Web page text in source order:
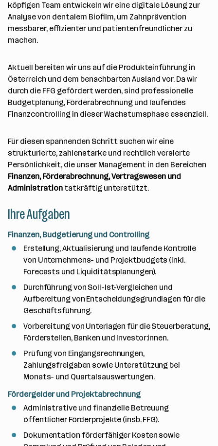
e
n
e
b
e
r
e
i
t
e
*
i
n
n
e
a
n
z
a
h
o
r
t
köpfigen Team entwickeln wir eine digitale Lösung zur
Analyse von dentalem Biofilm, um Zahnprävention
messbarer, effizienter und patientenfreundlicher zu
machen.
Aktuell bereiten wir uns auf die Produkteinführung in
Österreich und dem benachbarten Ausland vor. Da wir
durch die FFG gefördert werden, sind professionelle
Budgetplanung, Förderabrechnung und laufendes
Finanzcontrolling in dieser Wachstumsphase essenziell.
Für diesen spannenden Schritt suchen wir eine
strukturierte, zahlenstarke und rechtlich versierte
Persönlichkeit, die unser Management in den Bereichen
Finanzen, Förderabrechnung, Vertragswesen und
Administration tatkräftig unterstützt.
Ihre Aufgaben
Finanzen, Budgetierung und Controlling
Erstellung, Aktualisierung und laufende Kontrolle
von Unternehmens- und Projektbudgets (inkl.
Forecasts und Liquiditätsplanungen).
Durchführung von Soll-Ist-Vergleichen und
Aufbereitung von Entscheidungsgrundlagen für die
Geschäftsführung.
Vorbereitung von Unterlagen für die Steuerberatung,
Förderstellen, Banken und Investor:innen.
Prüfung von Eingangsrechnungen,
Zahlungsfreigaben sowie Unterstützung bei
Monats- und Quartalsauswertungen.
Fördergelder und Projektabrechnung
Administrative und finanzielle Betreuung
öffentlicher Förderprojekte (insb. FFG).
Dokumentation förderfähiger Kosten sowie